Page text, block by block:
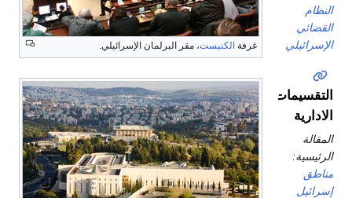
الكنيست، مقر البرلمان الإسرائيلي.